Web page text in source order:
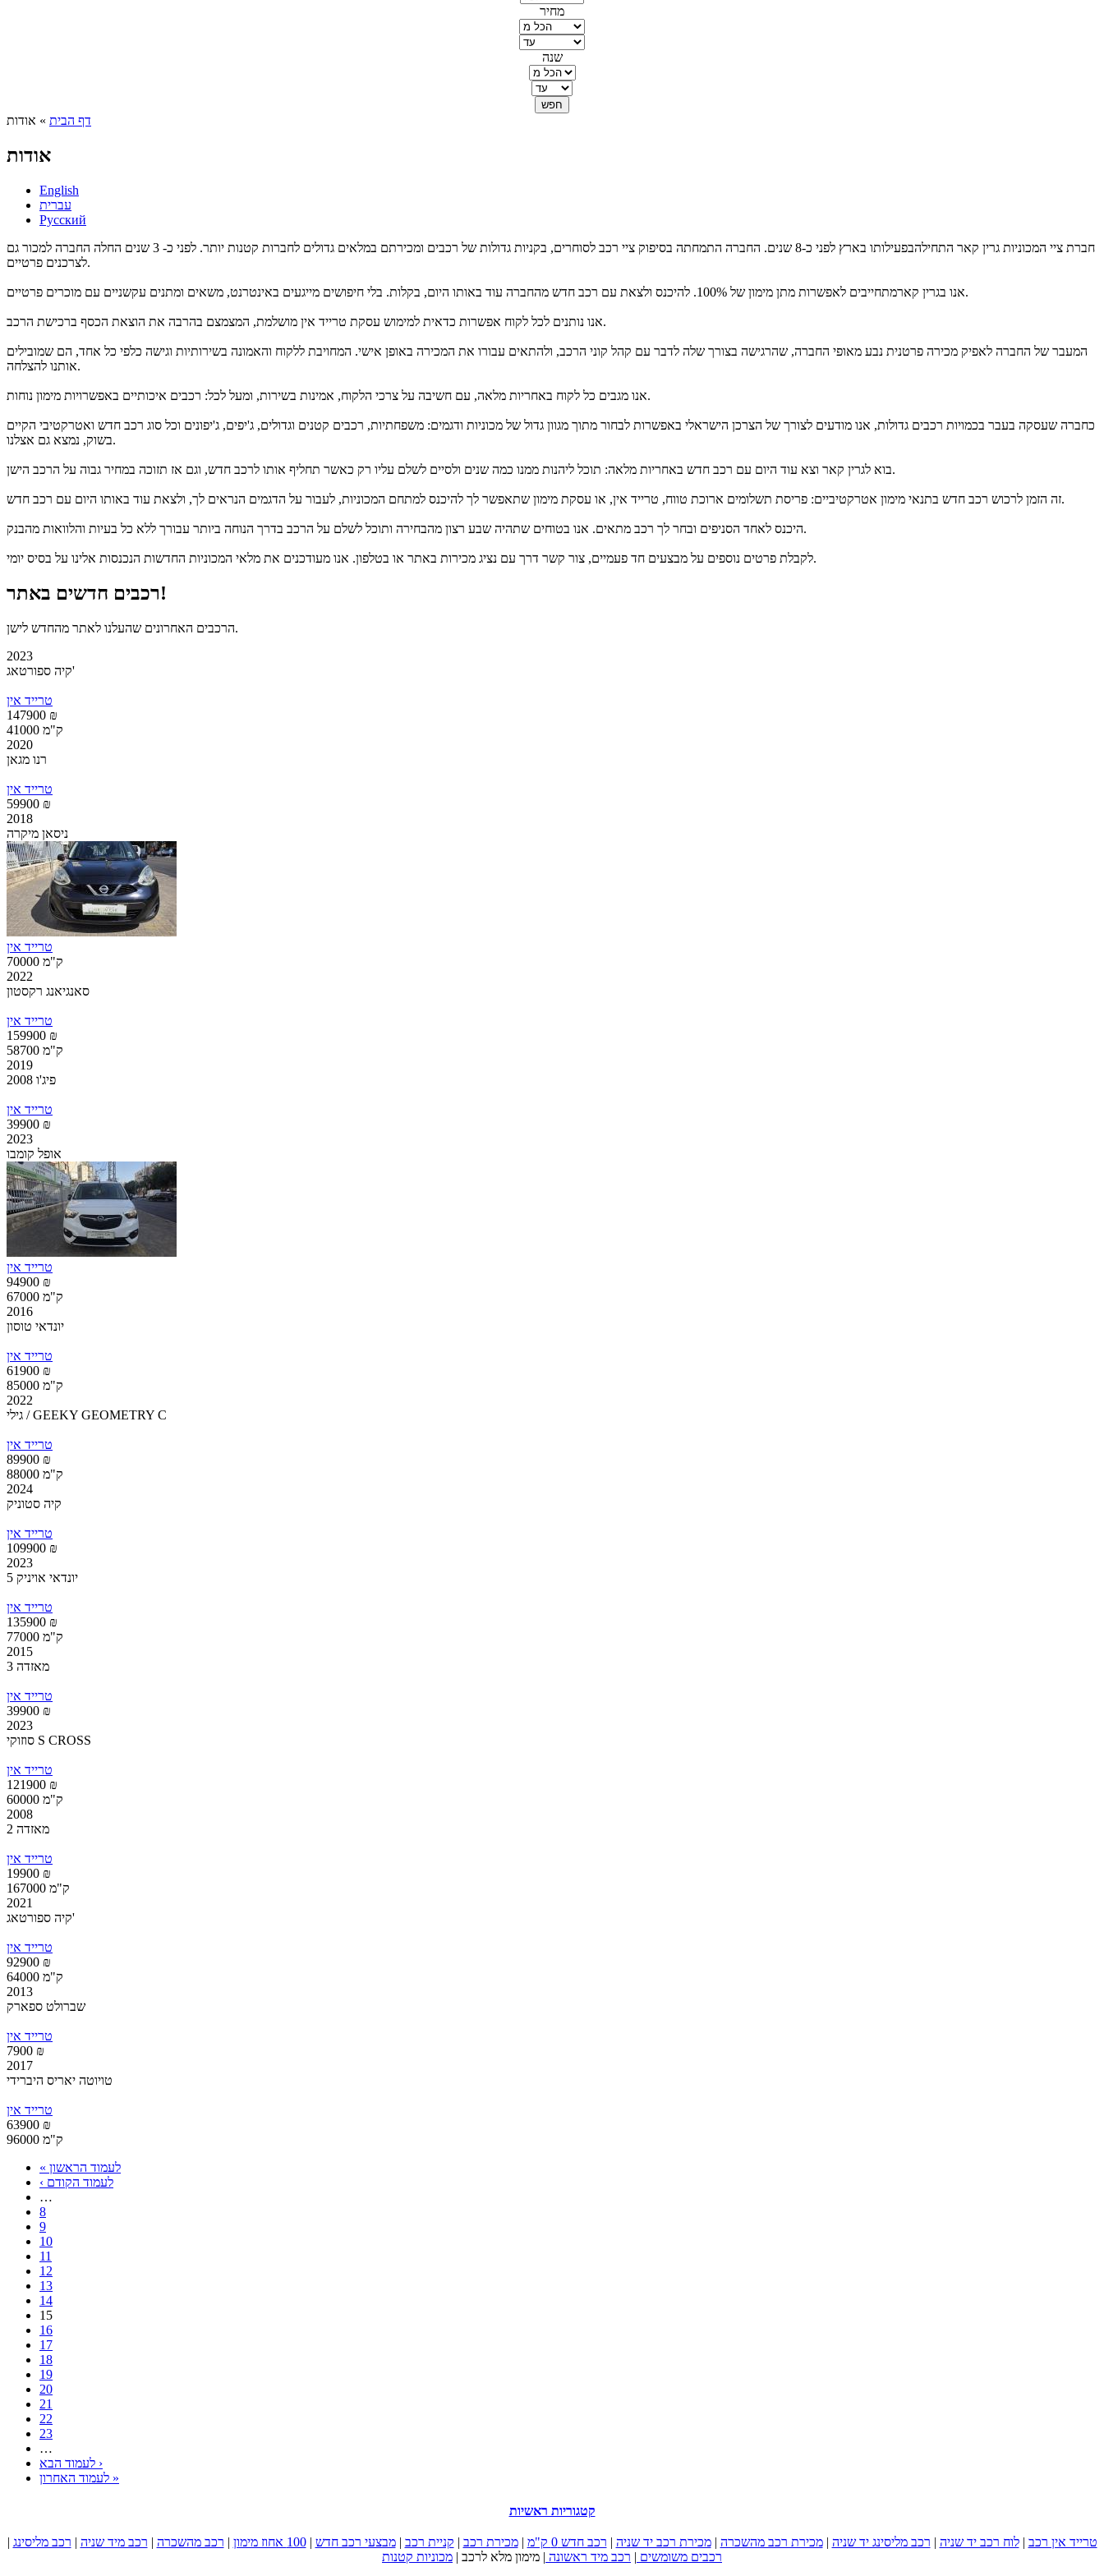
מחיר
שנה
דף הבית » אודות
אודות
English
עברית
Русский
חברת ציי המכוניות גרין קאר התחילהבפעילותו בארץ לפני כ-8 שנים. החברה התמחתה בסיפוק ציי רכב לסוחרים, בקניות גדולות של רכבים ומכירתם במלאים גדולים לחברות קטנות יותר. לפני כ- 3 שנים החלה החברה למכור גם
לצרכנים פרטיים.
אנו בגרין קארמתחייבים לאפשרות מתן מימון של 100%. להיכנס ולצאת עם רכב חדש מהחברה עוד באותו היום, בקלות. בלי חיפושים מייגעים באינטרנט, משאים ומתנים עקשניים עם מוכרים פרטיים.
אנו נותנים לכל לקוח אפשרות כדאית למימוש עסקת טרייד אין מושלמת, המצמצם בהרבה את הוצאת הכסף ברכישת הרכב.
המעבר של החברה לאפיק מכירה פרטנית נבע מאופי החברה, שהרגישה בצורך שלה לדבר עם קהל קוני הרכב, ולהתאים עבורו את המכירה באופן אישי. המחויבת ללקוח והאמונה בשירותיות וגישה כלפי כל אחד, הם שמובילים
אותנו להצלחה.
אנו מגבים כל לקוח באחריות מלאה, עם חשיבה על צרכי הלקוח, אמינות בשירות, ומעל לכל: רכבים איכותיים באפשרויות מימון נוחות.
כחברה שעסקה בעבר בכמויות רכבים גדולות, אנו מודעים לצורך של הצרכן הישראלי באפשרות לבחור מתוך מגוון גדול של מכוניות ודגמים: משפחתיות, רכבים קטנים וגדולים, ג'יפים, ג'יפונים וכל סוג רכב חדש ואטרקטיבי הקיים
בשוק, נמצא גם אצלנו.
בוא לגרין קאר וצא עוד היום עם רכב חדש באחריות מלאה: תוכל ליהנות ממנו כמה שנים ולסיים לשלם עליו רק כאשר תחליף אותו לרכב חדש, וגם אז תזוכה במחיר גבוה על הרכב הישן.
זה הזמן לרכוש רכב חדש בתנאי מימון אטרקטיביים: פריסת תשלומים ארוכת טווח, טרייד אין, או עסקת מימון שתאפשר לך להיכנס למתחם המכוניות, לעבור על הדגמים הנראים לך, ולצאת עוד באותו היום עם רכב חדש.
היכנס לאחד הסניפים ובחר לך רכב מתאים. אנו בטוחים שתהיה שבע רצון מהבחירה ותוכל לשלם על הרכב בדרך הנוחה ביותר עבורך ללא כל בעיות והלוואות מהבנק.
לקבלת פרטים נוספים על מבצעים חד פעמיים, צור קשר דרך עם נציג מכירות באתר או בטלפון. אנו מעודכנים את מלאי המכוניות החדשות הנכנסות אלינו על בסיס יומי.
רכבים חדשים באתר!
הרכבים האחרונים שהעלנו לאתר מהחדש לישן.
2023
קיה ספורטאג'
טרייד אין
147900 ₪
41000 ק"מ
2020
רנו מגאן
טרייד אין
59900 ₪
2018
ניסאן מיקרה
טרייד אין
70000 ק"מ
2022
סאנגיאנג רקסטון
טרייד אין
159900 ₪
58700 ק"מ
2019
פיג'ו 2008
טרייד אין
39900 ₪
2023
אופל קומבו
טרייד אין
94900 ₪
67000 ק"מ
2016
יונדאי טוסון
טרייד אין
61900 ₪
85000 ק"מ
2022
גילי / GEEKY GEOMETRY C
טרייד אין
89900 ₪
88000 ק"מ
2024
קיה סטוניק
טרייד אין
109900 ₪
2023
יונדאי אויניק 5
טרייד אין
135900 ₪
77000 ק"מ
2015
מאזדה 3
טרייד אין
39900 ₪
2023
סוזוקי S CROSS
טרייד אין
121900 ₪
60000 ק"מ
2008
מאזדה 2
טרייד אין
19900 ₪
167000 ק"מ
2021
קיה ספורטאג'
טרייד אין
92900 ₪
64000 ק"מ
2013
שברולט ספארק
טרייד אין
7900 ₪
2017
טויוטה יאריס היברידי
טרייד אין
63900 ₪
96000 ק"מ
עמודים« לעמוד הראשון
‹ לעמוד הקודם
…
8
9
10
11
12
13
14
15
16
17
18
19
20
21
22
23
…
לעמוד הבא ›
לעמוד האחרון »
קטגוריות ראשיות
טרייד אין רכב |לוח רכב יד שניה | רכב מליסינג יד שניה |מכירת רכב מהשכרה |מכירת רכב יד שניה | רכב חדש 0 ק"מ |מכירת רכב | קניית רכב |מבצעי רכב חדש |100 אחוז מימון | רכב מהשכרה | רכב מיד שניה | רכב מליסינג |
רכבים משומשים | רכב מיד ראשונה | מימון מלא לרכב | מכוניות קטנות